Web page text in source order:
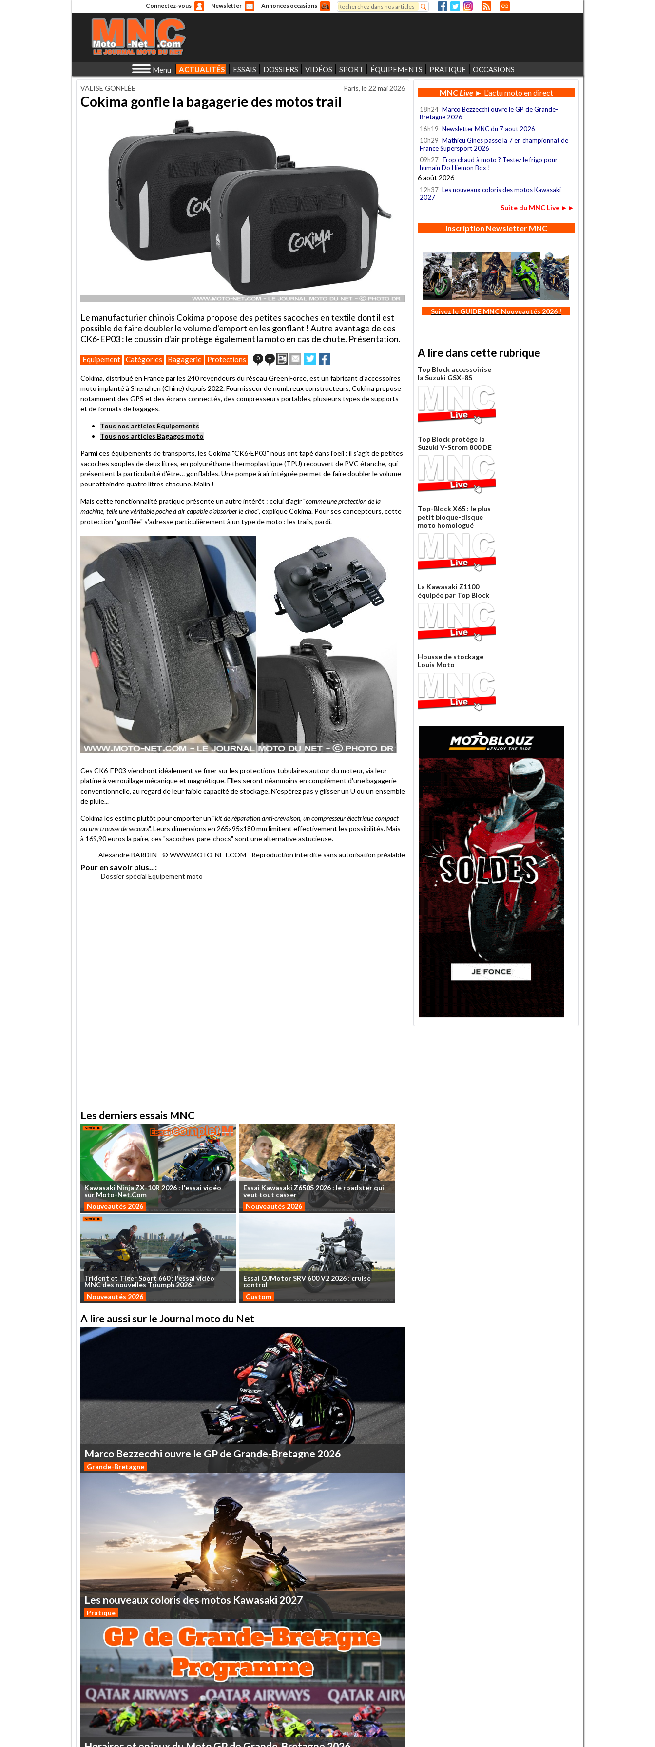
Connectez-vous Newsletter Annonces occasions
Formulaire de recherche
Rechercher
Menu ACTUALITÉS ESSAIS DOSSIERS VIDÉOS SPORT ÉQUIPEMENTS PRATIQUE OCCASIONS
VALISE GONFLÉE Paris, le 22 mai 2026
Cokima gonfle la bagagerie des motos trail
Le manufacturier chinois Cokima propose des petites sacoches en textile dont il est
possible de faire doubler le volume d'emport en les gonflant ! Autre avantage de ces
CK6-EP03 : le coussin d'air protège également la moto en cas de chute. Présentation.
Equipement Catégories Bagagerie Protections 0 + ImprimerEnvoyer
cet
à
un
ami
Partager
sur
sur
Cokima, distribué en France par les 240 revendeurs du réseau Green Force, est un fabricant d'accessoires
moto implanté à Shenzhen (Chine) depuis 2022. Fournisseur de nombreux constructeurs, Cokima propose
notamment des GPS et des écrans connectés, des compresseurs portables, plusieurs types de supports
et de formats de bagages.
Tous nos articles Équipements
Tous nos articles Bagages moto
Parmi ces équipements de transports, les Cokima "CK6-EP03" nous ont tapé dans l'oeil : il s'agit de petites
sacoches souples de deux litres, en polyuréthane thermoplastique (TPU) recouvert de PVC étanche, qui
présentent la particularité d'être… gonflables. Une pompe à air intégrée permet de faire doubler le volume
pour atteindre quatre litres chacune. Malin !
Mais cette fonctionnalité pratique présente un autre intérêt : celui d'agir "comme une protection de la
machine, telle une véritable poche à air capable d'absorber le choc", explique Cokima. Pour ses concepteurs, cette
protection "gonflée" s'adresse particulièrement à un type de moto : les trails, pardi.
Ces CK6-EP03 viendront idéalement se fixer sur les protections tubulaires autour du moteur, via leur
platine à verrouillage mécanique et magnétique. Elles seront néanmoins en complément d'une bagagerie
conventionnelle, au regard de leur faible capacité de stockage. N'espérez pas y glisser un U ou un ensemble
de pluie...
Cokima les estime plutôt pour emporter un "kit de réparation anti-crevaison, un compresseur électrique compact
ou une trousse de secours". Leurs dimensions en 265x95x180 mm limitent effectivement les possibilités. Mais
à 169,90 euros la paire, ces "sacoches-pare-chocs" sont une alternative astucieuse.
Alexandre BARDIN - © WWW.MOTO-NET.COM - Reproduction interdite sans autorisation préalable
Pour en savoir plus...:
Dossier spécial Equipement moto
Les derniers essais MNC
Kawasaki NinjaZX-10R 2026 : l'essai vidéo
sur Moto-Net.Com
Nouveautés 2026
Essai Kawasaki Z650S2026:le roadster qui
veut tout casser
Nouveautés 2026
Trident et TigerSport 660: l'essaividéo
MNCdesnouvelles Triumph2026
Nouveautés 2026
Essai QJMotorSRV 600V2 2026: cruise
control
Custom
A lire aussi sur le Journal moto du Net
Marco Bezzecchi ouvre le GP de Grande-Bretagne 2026
Grande-Bretagne
Lesnouveauxcoloris desmotos Kawasaki 2027
Pratique
MNCLive► L'actu moto en direct
18h24 Marco Bezzecchi ouvre le GP de Grande-
Bretagne 2026
16h19 Newsletter MNC du 7 aout 2026
10h29 Mathieu Gines passe la 7 en championnat de
France Supersport 2026
09h27 Trop chaud à moto ? Testez le frigo pour
humain Do Hiemon Box !
6 août 2026
12h37 Les nouveaux coloris des motos Kawasaki
2027
Suite du MNC Live ►►
Inscription Newsletter MNC
Suivez le GUIDE MNC Nouveautés 2026 !
A lire dans cette rubrique
Top Block accessoirise
la Suzuki GSX-8S
Top Block protège la
Suzuki V-Strom 800 DE
Top-Block X65 : le plus
petit bloque-disque
moto homologué
La Kawasaki Z1100
équipée par Top Block
Housse de stockage
Louis Moto